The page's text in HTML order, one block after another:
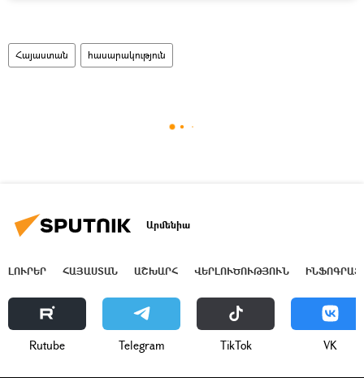
Հայաստան հասարակություն
Արմենիա
ԼՈՒՐԵՐ ՀԱՅԱՍՏԱՆ ԱՇԽԱՐՀ ՎԵՐԼՈՒԾՈՒԹՅՈՒՆ
Rutube Telegram ТikТоk VK